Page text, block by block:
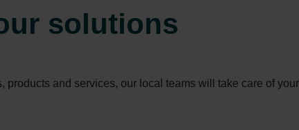
solutions
products and services, our local teams will take care of